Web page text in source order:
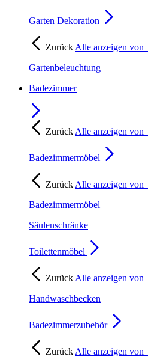
Garten Dekoration
Zurück Alle anzeigen von
Gartenbeleuchtung
Badezimmer
Zurück Alle anzeigen von
Badezimmermöbel
Zurück Alle anzeigen von
Badezimmermöbel
Säulenschränke
Toilettenmöbel
Zurück Alle anzeigen von
Handwaschbecken
Badezimmerzubehör
Zurück Alle anzeigen von